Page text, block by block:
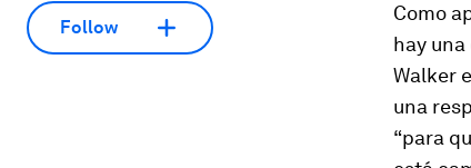
Follow
Como
hay
Walker
una
“para